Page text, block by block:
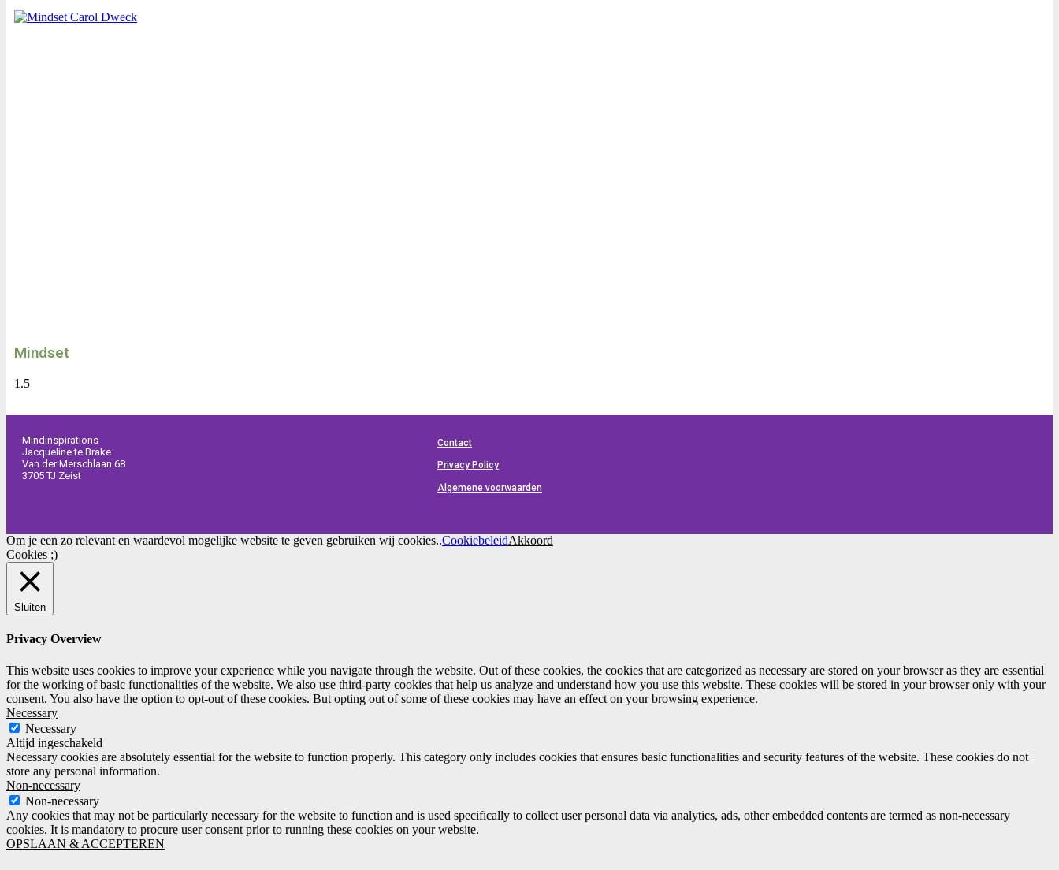
Mindset
Mindinspirations
Jacqueline te Brake
Van der Merschlaan 68
3705 TJ Zeist
Contact
Privacy Policy
Algemene voorwaarden
Om je een zo relevant en waardevol mogelijke website te geven gebruiken wij cookies..CookiebeleidAkkoord
Cookies ;)
Sluiten
Privacy Overview
This website uses cookies to improve your experience while you navigate through the website. Out of these cookies, the cookies that are categorized as necessary are stored on your browser as they are essential
for the working of basic functionalities of the website. We also use third-party cookies that help us analyze and understand how you use this website. These cookies will be stored in your browser only with your
consent. You also have the option to opt-out of these cookies. But opting out of some of these cookies may have an effect on your browsing experience.
Necessary
Necessary
Altijd ingeschakeld
Necessary cookies are absolutely essential for the website to function properly. This category only includes cookies that ensures basic functionalities and security features of the website. These cookies do not
store any personal information.
Non-necessary
Non-necessary
Any cookies that may not be particularly necessary for the website to function and is used specifically to collect user personal data via analytics, ads, other embedded contents are termed as non-necessary
cookies. It is mandatory to procure user consent prior to running these cookies on your website.
OPSLAAN & ACCEPTEREN